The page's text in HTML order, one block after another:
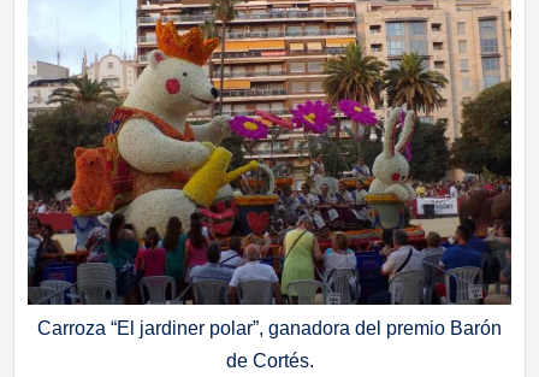
Carroza “El jardiner polar”, ganadora del premio Barón
de Cortés.